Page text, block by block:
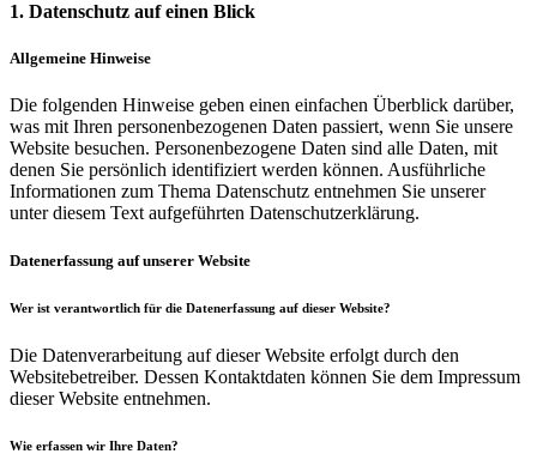
1. Datenschutz auf einen Blick
Allgemeine Hinweise
Die folgenden Hinweise geben einen einfachen Überblick darüber,
was mit Ihren personenbezogenen Daten passiert, wenn Sie unsere
Website besuchen. Personenbezogene Daten sind alle Daten, mit
denen Sie persönlich identifiziert werden können. Ausführliche
Informationen zum Thema Datenschutz entnehmen Sie unserer
unter diesem Text aufgeführten Datenschutzerklärung.
Datenerfassung auf unserer Website
Wer ist verantwortlich für die Datenerfassung auf dieser Website?
Die Datenverarbeitung auf dieser Website erfolgt durch den
Websitebetreiber. Dessen Kontaktdaten können Sie dem Impressum
dieser Website entnehmen.
Wie erfassen wir Ihre Daten?